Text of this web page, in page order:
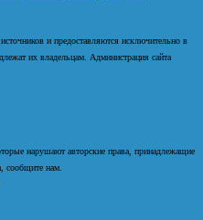
и предоставляются исключительно в
их владельцам. Администрация сайта
нарушают авторские права, принадлежащие
сообщите нам.